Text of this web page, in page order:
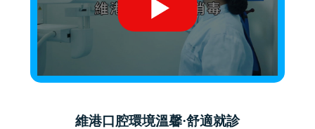
維港口腔環境溫馨·舒適就診